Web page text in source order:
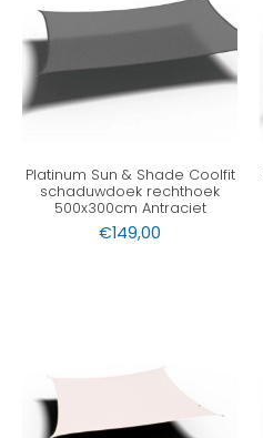
Platinum Sun & Shade Coolfit
schaduwdoek rechthoek
500x300cm Antraciet
€149,00